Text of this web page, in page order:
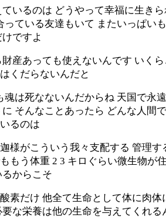
いるのは どうやって幸福に生き
ている友達もいて またいっぱい
ですよ
産あっても使えないんです いく
くだらないんだと
は死なないんだからね 天国で永
そんなことあったら どんな人間
るのは
がこういう我々支配する 管理
う体重 2 3 キロぐらい微生物が
からこそ
だけ 他全て生命として体に肉
な栄養は他の生命を与えてくれ